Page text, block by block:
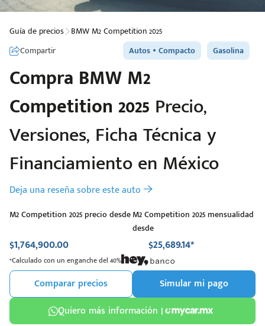
Guía de precios BMW M2 Competition 2025
Compartir
Autos Compacto Gasolina
Compra BMW M2
Competition 2025 Precio,
Versiones, Ficha Técnica y
Financiamiento en México
Deja una reseña sobre este auto
M2 Competition 2025 precio desde
$1,764,900.00
M2 Competition 2025 mensualidad
desde
$25,689.14*
*Calculado con un enganche del 40%
Comparar precios
Simular mi pago
Quiero más información |